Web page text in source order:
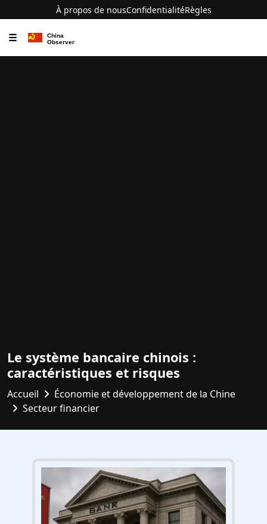
À propos de nousConfidentialitéRègles
☰
Le système bancaire chinois :
caractéristiques et risques
Accueil
Économie et développement de la Chine
Secteur financier